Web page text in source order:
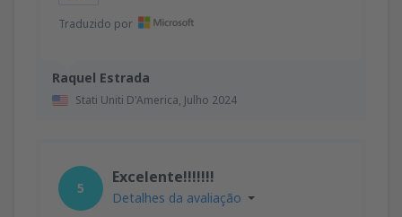
Raquel Estrada
Stati Uniti D'America, Julho 2024
Traduzido por
5
Excelente!!!!!!!
Detalhes da avaliação